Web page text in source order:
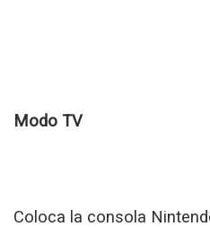
Modo TV
Coloca la consola